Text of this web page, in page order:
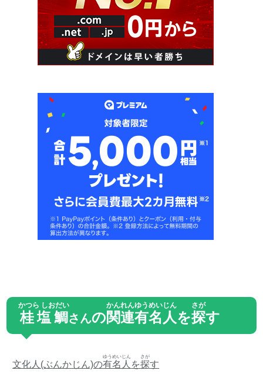
桂塩鯛
かつら しおだい
さんの関連
かんれん
有名人
ゆうめいじん
を探
さが
す
文化人(ぶんかじん)の有名人
ゆうめいじん
を探
さが
す